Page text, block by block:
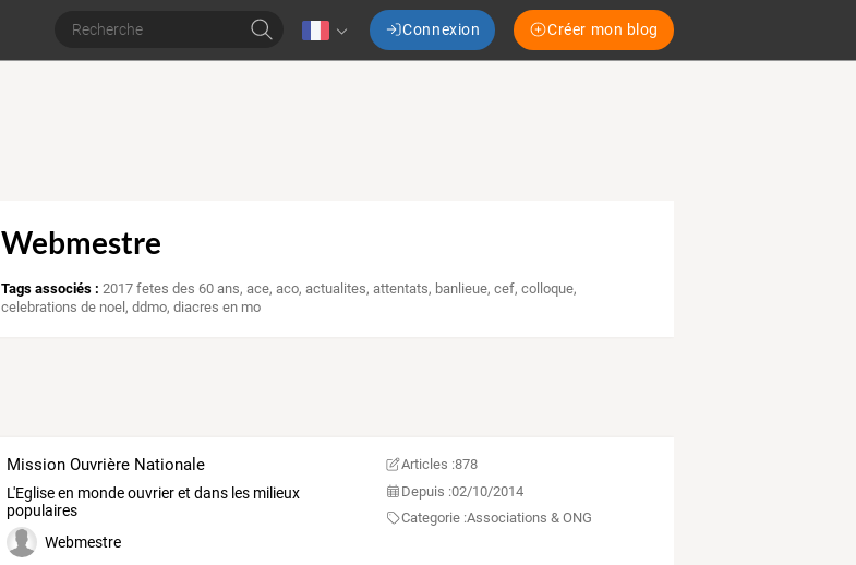
Connexion Créer mon blog
Webmestre
Tags associés : 2017 fetes des 60 ans,ace,aco,actualites,attentats, banlieue,cef,colloque,
celebrations de noel,ddmo,diacres en mo
Mission Ouvrière Nationale
L'Eglise en monde ouvrier et dans les milieux
populaires
Webmestre
Articles :878
Depuis :02/10/2014
Categorie :Associations & ONG